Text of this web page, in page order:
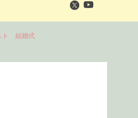
結婚式